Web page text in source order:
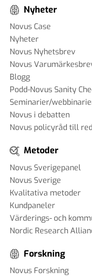
Nyheter
Novus Case
Nyheter
Novus Nyhetsbrev
Novus
Blogg
Podd-Novus Sanity
Seminarier/
Novus i debatten
Novus policyråd till
Metoder
Novus Sverigepanel
Novus Sverige
Kvalitativa metoder
Kundpaneler
Värderings- och
Nordic Research
Forskning
Novus Forskning